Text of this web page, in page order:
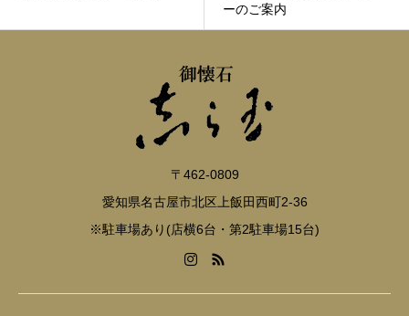
ーのご案内
〒462-0809
愛知県名古屋市北区上飯田西町2-36
※駐車場あり(店横6台・第2駐車場15台)